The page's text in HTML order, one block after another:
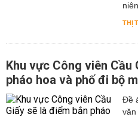
THỊ
Khu vực Công viên Cầu
pháo hoa và phố đi bộ
Đề
văn